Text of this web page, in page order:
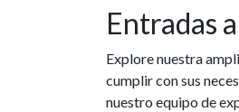
Entradas
Explore nuestra
cumplir con sus
nuestro equipo de